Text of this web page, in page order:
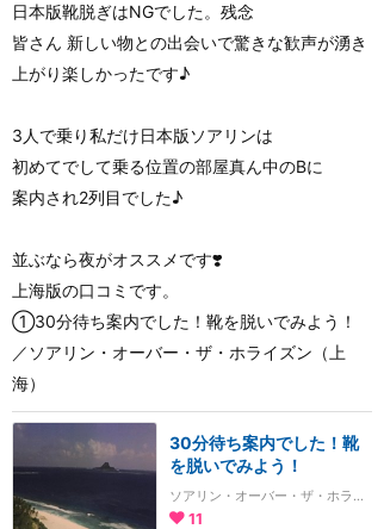
日本版靴脱ぎはNGでした。残念
皆さん 新しい物との出会いで驚きな歓声が湧き
上がり楽しかったです♪
3人で乗り私だけ日本版ソアリンは
初めてでして乗る位置の部屋真ん中のBに
案内され2列目でした♪
並ぶなら夜がオススメです❣️
上海版の口コミです。
①30分待ち案内でした！靴を脱いでみよう！
／ソアリン・オーバー・ザ・ホライズン（上
海）
30分待ち案内でした！靴
を脱いでみよう！
ソアリン・オーバー・ザ・ホライズン
11